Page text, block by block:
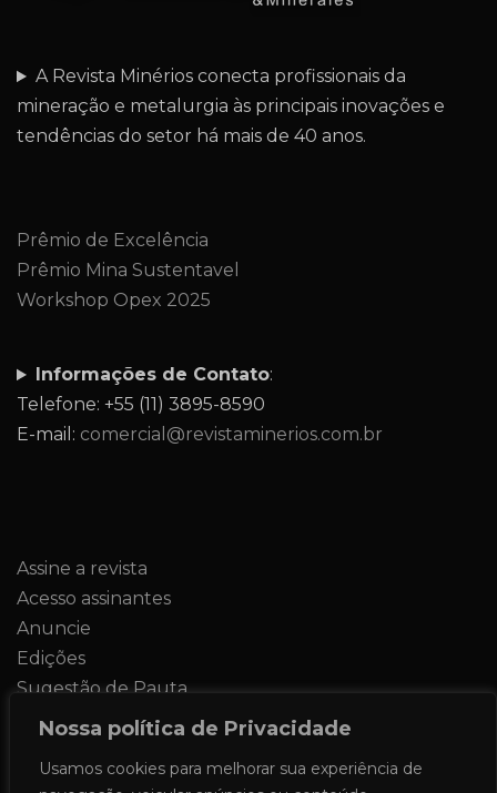
Nossa política de Privacidade
Usamos cookies para melhorar sua experiência de
A Revista Minérios conecta profissionais da
mineração e metalurgia às principais inovações e
tendências do setor há mais de 40 anos.
Prêmio de Excelência
Prêmio Mina Sustentavel
Workshop Opex 2025
Informações de Contato:
Telefone: +55 (11) 3895-8590
E-mail: comercial@revistaminerios.com.br
Assine a revista
Acesso assinantes
Anuncie
Edições
Sugestão de Pauta
Contato